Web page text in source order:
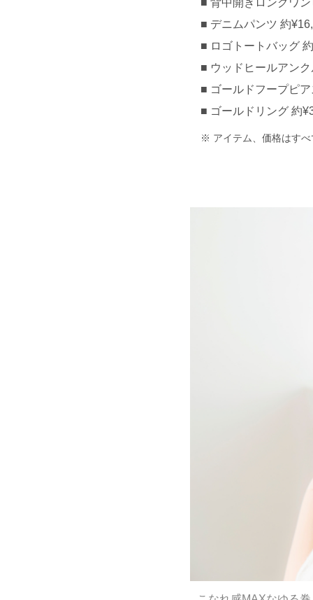
背中開きロングワ
デニムパンツ 約
ロゴトートバッグ
ウッドヒールアン
ゴールドフープピ
ゴールドリング 約
アイテム、価格はす